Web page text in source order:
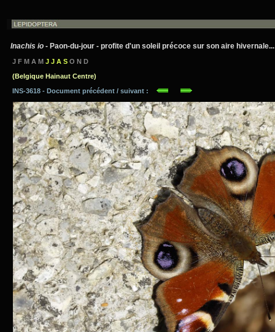
Inachis io - Paon-du-jour - profite d'un soleil précoce sur son aire
J F M A M J J A S O N D
(Belgique Hainaut Centre)
INS-3618 - Document précédent / suivant :